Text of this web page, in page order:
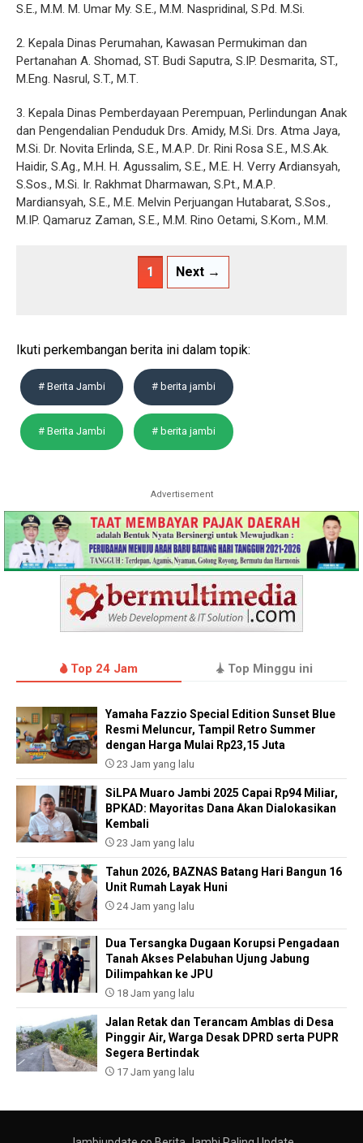
S.E., M.M. M. Umar My. S.E., M.M. Naspridinal, S.Pd. M.Si.
2. Kepala Dinas Perumahan, Kawasan Permukiman dan
Pertanahan A. Shomad, ST. Budi Saputra, S.IP. Desmarita, ST.,
M.Eng. Nasrul, S.T., Μ.Τ.
3. Kepala Dinas Pemberdayaan Perempuan, Perlindungan Anak
dan Pengendalian Penduduk Drs. Amidy, M.Si. Drs. Atma Jaya,
M.Si. Dr. Novita Erlinda, S.E., Μ.Α.Ρ. Dr. Rini Rosa S.E., M.S.Ak.
Haidir, S.Ag., M.H. H. Agussalim, S.E., M.E. H. Verry Ardiansyah,
S.Sos., M.Si. Ir. Rakhmat Dharmawan, S.Pt., Μ.Α.Ρ.
Mardiansyah, S.E., M.E. Melvin Perjuangan Hutabarat, S.Sos.,
M.IP. Qamaruz Zaman, S.E., M.M. Rino Oetami, S.Kom., M.M.
1 Next →
Ikuti perkembangan berita ini dalam topik:
# Berita Jambi # berita jambi
# Berita Jambi # berita jambi
Advertisement
Top 24 Jam Top Minggu ini
Yamaha Fazzio Special Edition Sunset Blue
Resmi Meluncur, Tampil Retro Summer
dengan Harga Mulai Rp23,15 Juta
23 Jam yang lalu
SiLPA Muaro Jambi 2025 Capai Rp94 Miliar,
BPKAD: Mayoritas Dana Akan Dialokasikan
Kembali
23 Jam yang lalu
Tahun 2026, BAZNAS Batang Hari Bangun 16
Unit Rumah Layak Huni
24 Jam yang lalu
Dua Tersangka Dugaan Korupsi Pengadaan
Tanah Akses Pelabuhan Ujung Jabung
Dilimpahkan ke JPU
18 Jam yang lalu
Jalan Retak dan Terancam Amblas di Desa
Pinggir Air, Warga Desak DPRD serta PUPR
Segera Bertindak
17 Jam yang lalu